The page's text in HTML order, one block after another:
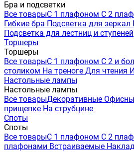
Бра и подсветки
Все товарыС 1 плафоном С 2
Гибкие бра Подсветка для зеркал
Подсветка для лестниц и ступеней
Торшеры
Торшеры
Все товарыС 1 плафоном С 2 и
столиком На треноге Для чтения
Настольные лампы
Настольные лампы
Все товарыДекоративные
прищепке На струбцине
Споты
Споты
Все товарыС 1 плафоном С 2
плафонами Встраиваемые